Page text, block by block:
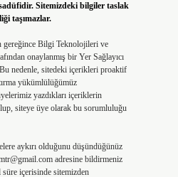
Sitemizdeki bilgiler taslak
taşımazlar.
gereğince Bilgi Teknolojileri ve
onaylanmış bir Yer Sağlayıcı
nedenle, sitedeki içerikleri proaktif
yükümlülüğümüz
yazdıkları içeriklerin
siteye üye olarak bu sorumluluğu
aykırı olduğunu düşündüğünüz
adresine bildirmeniz
içerisinde sitemizden